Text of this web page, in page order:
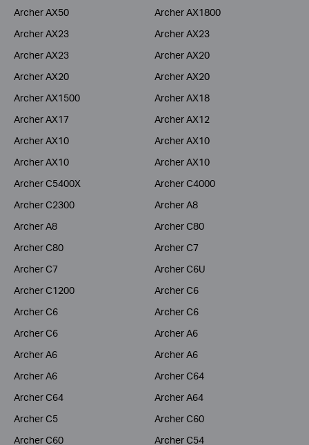
Archer AX50
Archer AX1800
Archer AX23
Archer AX23
Archer AX23
Archer AX20
Archer AX20
Archer AX20
Archer AX1500
Archer AX18
Archer AX17
Archer AX12
Archer AX10
Archer AX10
Archer AX10
Archer AX10
Archer C5400X
Archer C4000
Archer C2300
Archer A8
Archer A8
Archer C80
Archer C80
Archer C7
Archer C7
Archer C6U
Archer C1200
Archer C6
Archer C6
Archer C6
Archer C6
Archer A6
Archer A6
Archer A6
Archer A6
Archer C64
Archer C64
Archer A64
Archer C5
Archer C60
Archer C60
Archer C54